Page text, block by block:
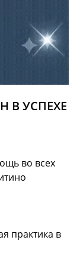
В УСПЕХЕ
во всех
практика в